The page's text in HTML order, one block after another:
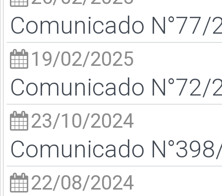
Comunicado N°77/
19/02/2025
Comunicado N°72/
23/10/2024
Comunicado
22/08/2024